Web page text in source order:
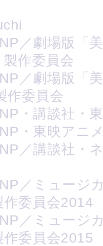
／劇場版「
作委員会
／劇場版「
作委員会
・講談社・
・東映アニ
／講談社・
／ミュージ
委員会2014
／ミュージ
委員会2015